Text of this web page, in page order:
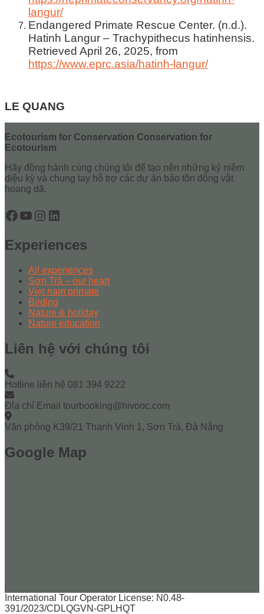
langur/
Endangered Primate Rescue Center. (n.d.).
Hatinh Langur – Trachypithecus hatinhensis.
Retrieved April 26, 2025, from
https://www.eprc.asia/hatinh-langur/
LE QUANG
Ecotourism for Conservation Conservation for
Ecotourism
Hãy đồng hành cùng chúng tôi để tạo nên những kỷ niệm
diệu kỳ và chung tay hỗ trợ các dự án bảo tồn động vật
hoang dã.
Facebook
YouTube
Instagram
LinkedIn
Experiences
All experiences
Sơn Trà – our heart
Viẹt nam primate
Birding
Nature & holiday
Nature education
Liên hệ với chúng tôi
Hotline liên hệ 081 394 9222
Đỉa chỉ Email tourbooking@hivooc.com
Văn phòng K39/21 Thanh Vinh 1, Sơn Trà, Đà Nẵng
Google Map
International Tour Operator License: N0.48-
391/2023/CDLQGVN-GPLHQT